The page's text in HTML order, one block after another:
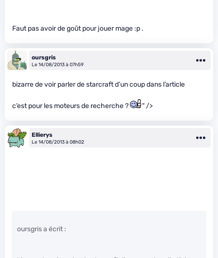
Faut pas avoir de goût pour jouer mage :p .
oursgris
Le 14/08/2013 à 07h59
bizarre de voir parler de starcraft d’un coup dans l’article
c’est pour les moteurs de recherche ? " />
Ellierys
Le 14/08/2013 à 08h02
oursgris a écrit :